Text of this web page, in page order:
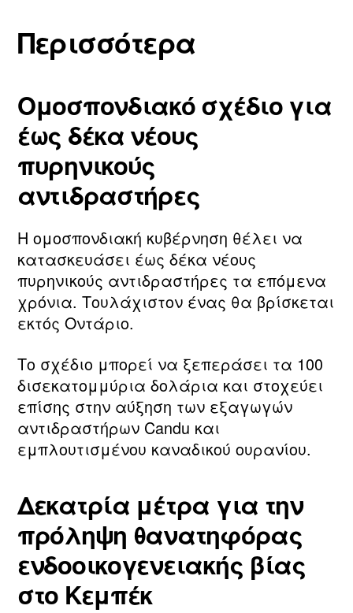
Περισσότερα
Ομοσπονδιακό σχέδιο για
έως δέκα νέους
πυρηνικούς
αντιδραστήρες
Η ομοσπονδιακή κυβέρνηση θέλει να
κατασκευάσει έως δέκα νέους
πυρηνικούς αντιδραστήρες τα επόμενα
χρόνια. Τουλάχιστον ένας θα βρίσκεται
εκτός Οντάριο.
Το σχέδιο μπορεί να ξεπεράσει τα 100
δισεκατομμύρια δολάρια και στοχεύει
επίσης στην αύξηση των εξαγωγών
αντιδραστήρων Candu και
εμπλουτισμένου καναδικού ουρανίου.
Δεκατρία μέτρα για την
πρόληψη θανατηφόρας
ενδοοικογενειακής βίας
στο Κεμπέκ